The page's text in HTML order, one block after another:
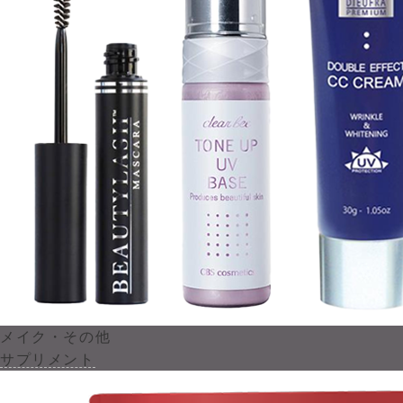
メイク・その他
サプリメント